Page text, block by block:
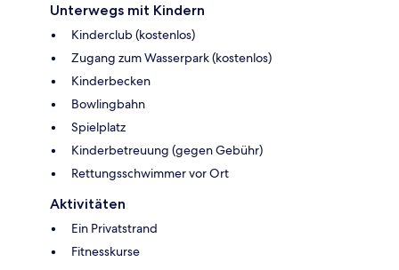
Unterwegs mit Kindern
Kinderclub (kostenlos)
Zugang zum Wasserpark (kostenlos)
Kinderbecken
Bowlingbahn
Spielplatz
Kinderbetreuung (gegen Gebühr)
Rettungsschwimmer vor Ort
Aktivitäten
Ein Privatstrand
Fitnesskurse